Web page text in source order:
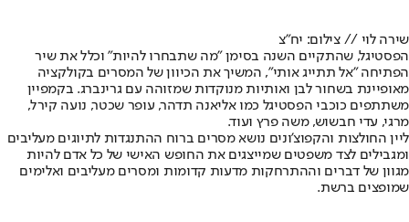
שירה לוי // צילום: יח"צ
הפסטיגל, שהתקיים השנה בסימן "מה שתבחרו להיות" וכלל את שיר
הפתיחה "אל תתייג אותי", המשיך את הכיוון של המסרים בקולקציה
מאופיינת בשחור לבן ואותיות מנוקדות שמזוהה עם גרינברג. בקמפיין
משתתפים כוכבי הפסטיגל כמו אליאנה תדהר, עופר שכטר, נועה קירל,
מרגי, עדי חבשוש, משה פרץ ועוד.
ליין החולצות והקפוצ'ונים נושא מסרים ברוח ההתנגדות לתיוגים מעליבים
ומגבילים לצד משפטים שמייצגים את החופש האישי של כל אדם להיות
מגוון של דברים וההתרחקות מדעות קדומות ומסרים מעליבים ואלימים
שמופצים ברשת.